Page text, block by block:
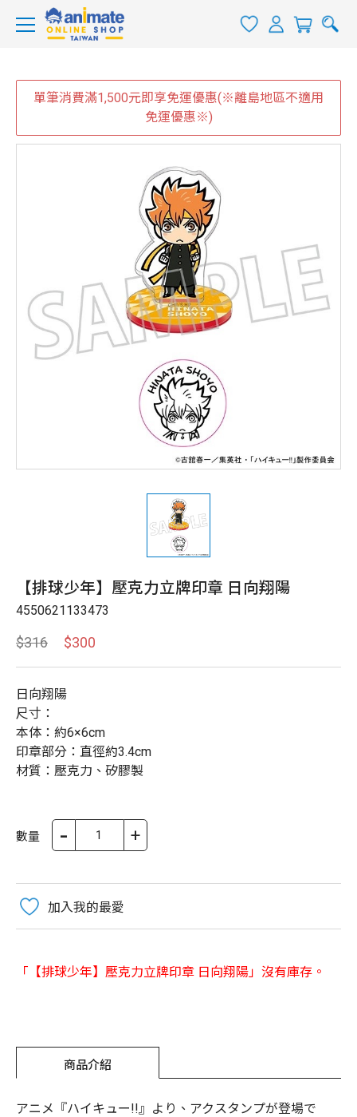
單筆消費滿1,500元即享免運優惠(※離島地區不適用
免運優惠※)
【排球少年】壓克力立牌印章 日向翔陽
4550621133473
$316 $300
日向翔陽
尺寸：
本体：約6×6cm
印章部分：直徑約3.4cm
材質：壓克力、矽膠製
數量 - +
加入我的最愛
「【排球少年】壓克力立牌印章 日向翔陽」沒有庫存。
商品介紹
アニメ『ハイキュー!!』より、アクスタンプが登場で